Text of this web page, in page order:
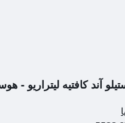
آند كافتيه ليتراريو -